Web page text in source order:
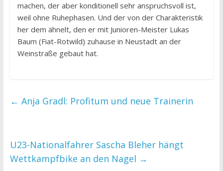
machen, der aber konditionell sehr anspruchsvoll ist,
weil ohne Ruhephasen. Und der von der Charakteristik
her dem ähnelt, den er mit Junioren-Meister Lukas
Baum (Fiat-Rotwild) zuhause in Neustadt an der
Weinstraße gebaut hat.
← Anja Gradl: Profitum und neue Trainerin
U23-Nationalfahrer Sascha Bleher hängt
Wettkampfbike an den Nagel →